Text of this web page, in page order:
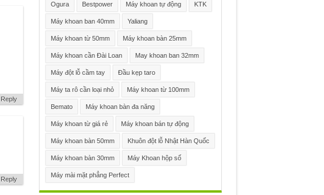
Reply
Reply
Ogura Bestpower Máy khoan tự động KTK
Máy khoan ban 40mm Yaliang
Máy khoan từ 50mm Máy khoan bàn 25mm
Máy khoan cần Đài Loan May khoan ban 32mm
Máy đột lỗ cầm tay Đầu kẹp taro
Máy ta rô cần loại nhỏ Máy khoan từ 100mm
Bemato Máy khoan bàn đa năng
Máy khoan từ giá rẻ Máy khoan bán tự động
Máy khoan bàn 50mm Khuôn đột lỗ Nhật Hàn Quốc
Máy khoan bàn 30mm Máy Khoan hộp số
Máy mài mặt phẳng Perfect